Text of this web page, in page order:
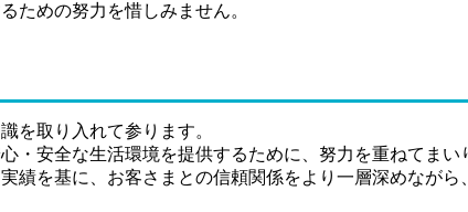
ための努力を惜しみません。
を取り入れて参ります。
安全な生活環境を提供するために、努力を重ねてまい
績を基に、お客さまとの信頼関係をより一層深めなが